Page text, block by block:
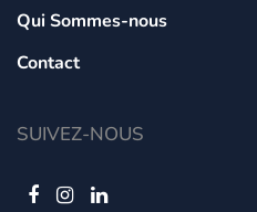
Qui Sommes-nous
Contact
SUIVEZ-NOUS